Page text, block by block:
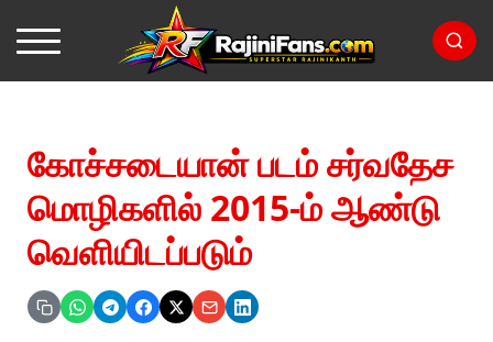
கோச்சடையான் படம் சர்வதேச
மொழிகளில் 2015-ம் ஆண்டு
வெளியிடப்படும்